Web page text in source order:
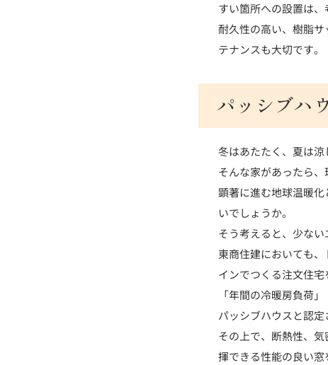
すい箇所への設置は、
耐久性の高い、樹脂
テナンスも大切です。
パッシブハ
冬はあたたく、夏は涼
そんな家があったら、
顕著に進む地球温暖
いでしょうか。
そう考えると、少な
東商住建においても
インでつくる注文住宅
「年間の冷暖房負荷
パッシブハウスと認定
その上で、断熱性、
揮できる性能の良い窓